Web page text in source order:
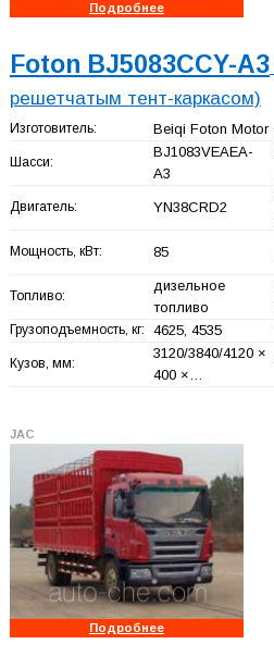
Подробнее
Foton BJ5083CCY-A3
решетчатым тент-каркасом)
Изготовитель: Beiqi Foton Motor
Шасси:
BJ1083VEAEA-
A3
Двигатель: YN38CRD2
Мощность, кВт: 85
Топливо:
дизельное
топливо
Грузоподъемность, кг: 4625, 4535
Кузов, мм:
3120/3840/4120 ×
400 ×…
JAC
Подробнее